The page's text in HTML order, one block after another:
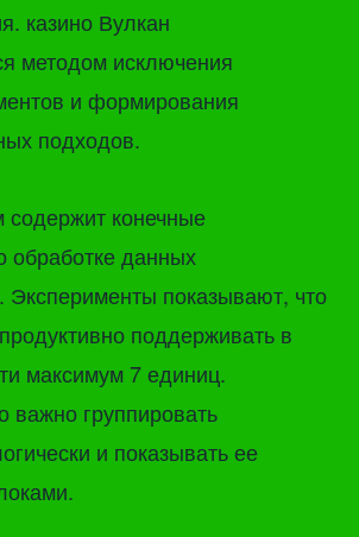
казино Вулкан
методом исключения
и формирования
подходов.
конечные
обработке данных
Эксперименты показывают, что
поддерживать в
максимум 7 единиц.
важно группировать
и показывать ее